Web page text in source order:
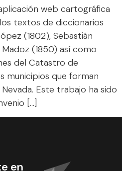
web cartográfica
textos de diccionarios
(1802), Sebastián
(1850) así como
del Catastro de
municipios que forman
Este trabajo ha sido
[…]
en